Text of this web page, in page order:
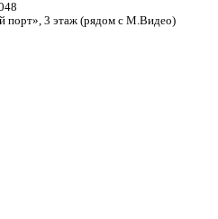
порт», 3 этаж (рядом с М.Видео)